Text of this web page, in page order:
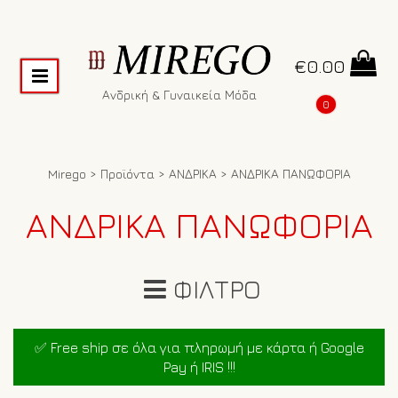
Ανδρική & Γυναικεία Μόδα
€0.00
0
Mirego > Προϊόντα > ΑΝΔΡΙΚΑ > ΑΝΔΡΙΚΑ ΠΑΝΩΦΟΡΙΑ
ΑΝΔΡΙΚΑ ΠΑΝΩΦΟΡΙΑ
ΦΙΛΤΡΟ
✅ Free ship σε όλα για πληρωμή με κάρτα ή Google
Pay ή IRIS !!!